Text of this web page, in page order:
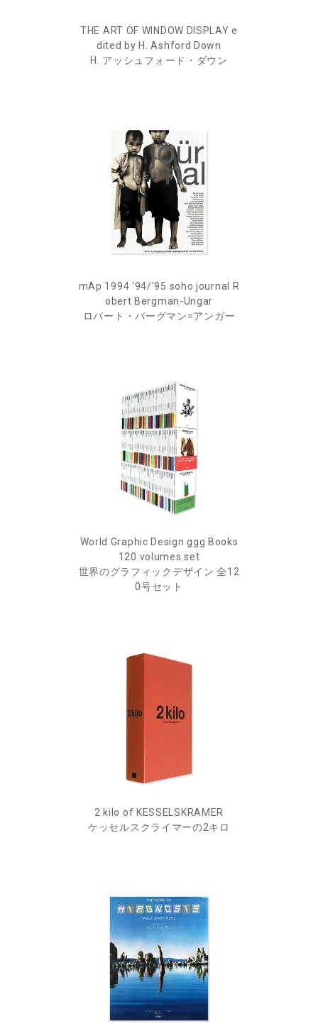
THE ART OF WINDOW DISPLAY e
dited by H. Ashford Down
H. アッシュフォード・ダウン
mAp 1994 '94/'95 soho journal R
obert Bergman-Ungar
ロバート・バーグマン=アンガー
World Graphic Design ggg Books
120 volumes set
世界のグラフィックデザイン 全12
0号セット
2 kilo of KESSELSKRAMER
ケッセルスクライマーの2キロ